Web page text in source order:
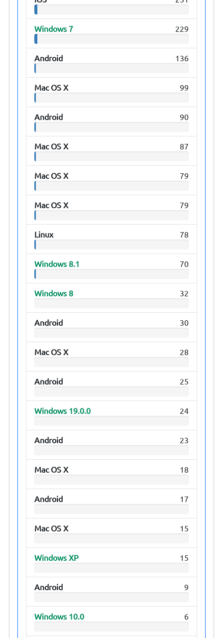
Windows 7 229
Android 136
Mac OS X 99
Android 90
Mac OS X 87
Mac OS X 79
Mac OS X 79
Linux 78
Windows 8.1 70
Windows 8 32
Android 30
Mac OS X 28
Android 25
Windows 19.0.0 24
Android 23
Mac OS X 18
Android 17
Mac OS X 15
Windows XP 15
Android 9
Windows 10.0 6